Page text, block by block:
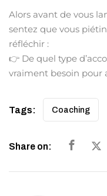
Alors avant de vous
sentez que vous
réfléchir :
👉 De quel type
vraiment besoin pour
Tags: Coaching
Share on: